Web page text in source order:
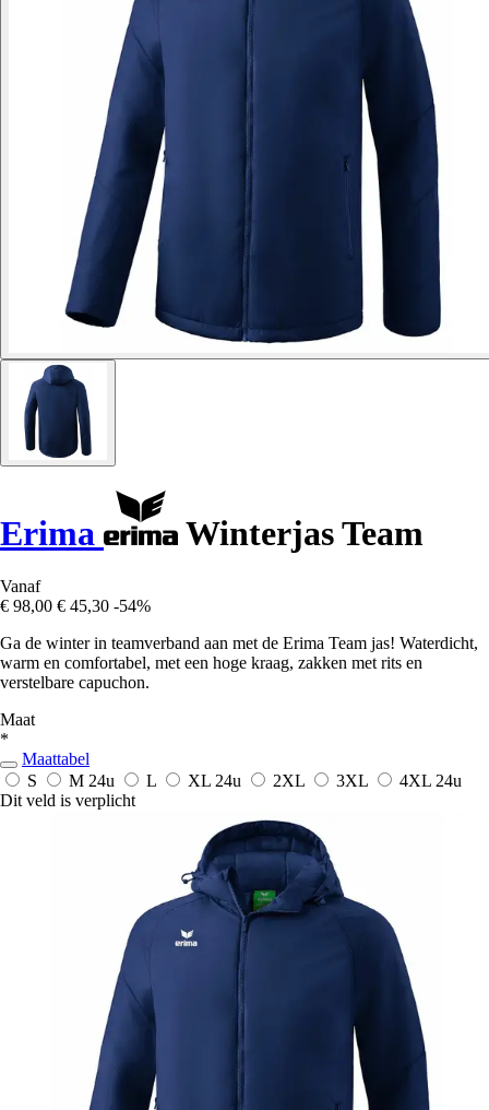
Erima Winterjas Team
Vanaf
€ 98,00 € 45,30 -54%
Ga de winter in teamverband aan met de Erima Team jas! Waterdicht,
warm en comfortabel, met een hoge kraag, zakken met rits en
verstelbare capuchon.
Maat
*
Maattabel
S
M 24u L XL 24u 2XL 3XL 4XL 24u
Dit veld is verplicht